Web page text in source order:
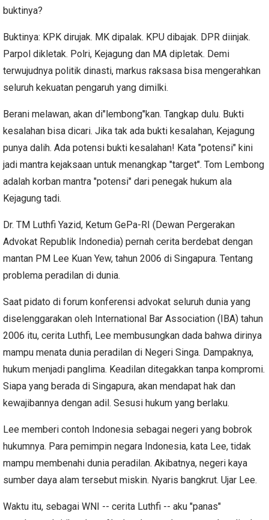
buktinya?
Buktinya: KPK dirujak. MK dipalak. KPU dibajak. DPR diinjak.
Parpol dikletak. Polri, Kejagung dan MA dipletak. Demi
terwujudnya politik dinasti, markus raksasa bisa mengerahkan
seluruh kekuatan pengaruh yang dimilki.
Berani melawan, akan di"lembong"kan. Tangkap dulu. Bukti
kesalahan bisa dicari. Jika tak ada bukti kesalahan, Kejagung
punya dalih. Ada potensi bukti kesalahan! Kata "potensi" kini
jadi mantra kejaksaan untuk menangkap "target". Tom Lembong
adalah korban mantra "potensi" dari penegak hukum ala
Kejagung tadi.
Dr. TM Luthfi Yazid, Ketum GePa-RI (Dewan Pergerakan
Advokat Republik Indonedia) pernah cerita berdebat dengan
mantan PM Lee Kuan Yew, tahun 2006 di Singapura. Tentang
problema peradilan di dunia.
Saat pidato di forum konferensi advokat seluruh dunia yang
diselenggarakan oleh International Bar Association (IBA) tahun
2006 itu, cerita Luthfi, Lee membusungkan dada bahwa dirinya
mampu menata dunia peradilan di Negeri Singa. Dampaknya,
hukum menjadi panglima. Keadilan ditegakkan tanpa kompromi.
Siapa yang berada di Singapura, akan mendapat hak dan
kewajibannya dengan adil. Sesusi hukum yang berlaku.
Lee memberi contoh Indonesia sebagai negeri yang bobrok
hukumnya. Para pemimpin negara Indonesia, kata Lee, tidak
mampu membenahi dunia peradilan. Akibatnya, negeri kaya
sumber daya alam tersebut miskin. Nyaris bangkrut. Ujar Lee.
Waktu itu, sebagai WNI -- cerita Luthfi -- aku "panas"